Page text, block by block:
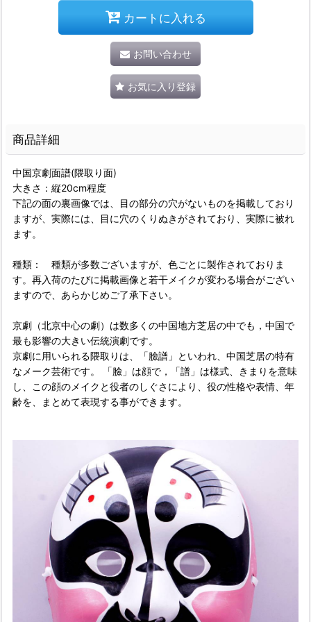
カートに入れる
お問い合わせ
お気に入り登録
商品詳細
中国京劇面譜(隈取り面)
大きさ：縦20cm程度
下記の面の裏画像では、目の部分の穴がないものを掲載しており
ますが、実際には、目に穴のくりぬきがされており、実際に被れ
ます。
種類： 種類が多数ございますが、色ごとに製作されておりま
す。再入荷のたびに掲載画像と若干メイクが変わる場合がござい
ますので、あらかじめご了承下さい。
京劇（北京中心の劇）は数多くの中国地方芝居の中でも，中国で
最も影響の大きい伝統演劇です。
京劇に用いられる隈取りは、「臉譜」といわれ、中国芝居の特有
なメーク芸術です。 「臉」は顔で，「譜」は様式、きまりを意味
し、この顔のメイクと役者のしぐさにより、役の性格や表情、年
齢を、まとめて表現する事ができます。